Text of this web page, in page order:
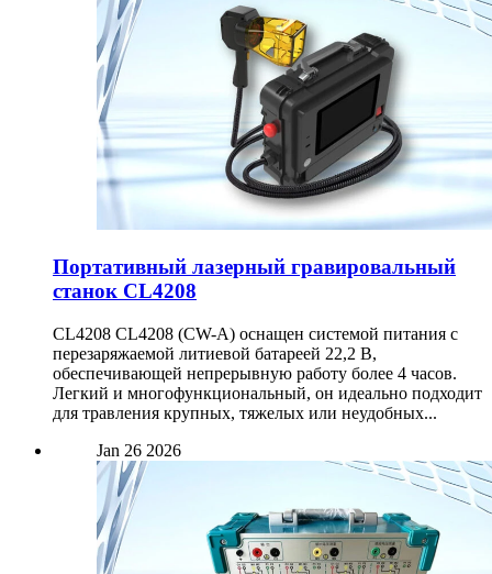
Портативный лазерный гравировальный
станок CL4208
CL4208 CL4208 (CW-A) оснащен системой питания с
перезаряжаемой литиевой батареей 22,2 В,
обеспечивающей непрерывную работу более 4 часов.
Легкий и многофункциональный, он идеально подходит
для травления крупных, тяжелых или неудобных...
Jan 26 2026